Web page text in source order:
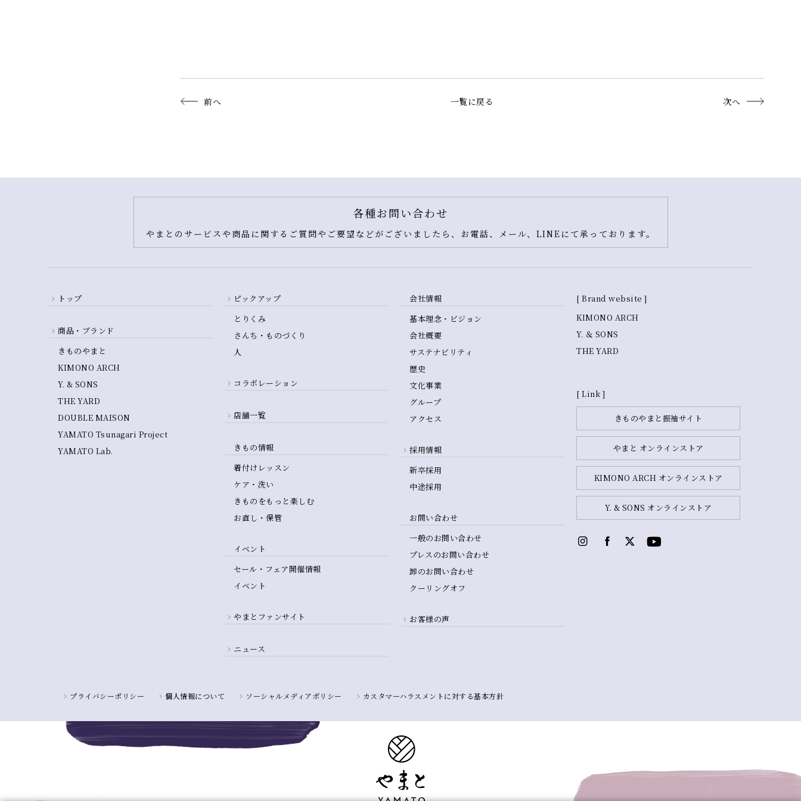
前へ 一覧に戻る 次へ
各種お問い合わせ
やまとのサービスや商品に関するご質問やご要望などがございましたら、お電話、メール、LINEにて承っております。
トップ
商品・ブランド
きものやまと
KIMONO ARCH
Y. & SONS
THE YARD
DOUBLE MAISON
YAMATO Tsunagari Project
YAMATO Lab.
ピックアップ
とりくみ
さんち・ものづくり
人
コラボレーション
店舗一覧
きもの情報
着付けレッスン
ケア・洗い
きものをもっと楽しむ
お直し・保管
イベント
セール・フェア開催情報
イベント
やまとファンサイト
ニュース
会社情報
基本理念・ビジョン
会社概要
サステナビリティ
歴史
文化事業
グループ
アクセス
採用情報
新卒採用
中途採用
お問い合わせ
一般のお問い合わせ
プレスのお問い合わせ
卸のお問い合わせ
クーリングオフ
お客様の声
プライバシーポリシー 個人情報について ソーシャルメディアポリシー カスタマーハラスメントに対する基本方針
[ Brand website ]
KIMONO ARCH
Y. ＆ SONS
THE YARD
[ Link ]
きものやまと振袖サイト
やまと オンラインストア
KIMONO ARCH オンラインストア
Y. & SONS オンラインストア